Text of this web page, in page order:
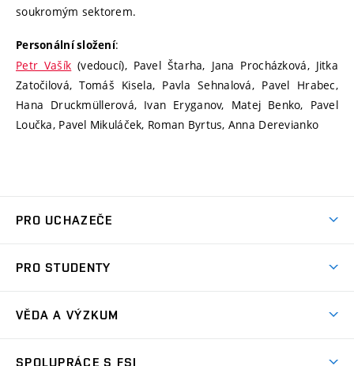
soukromým sektorem.
Personální složení:
Petr Vašík (vedoucí), Pavel Štarha, Jana Procházková, Jitka
Zatočilová, Tomáš Kisela, Pavla Sehnalová, Pavel Hrabec,
Hana Druckmüllerová, Ivan Eryganov, Matej Benko, Pavel
Loučka, Pavel Mikuláček, Roman Byrtus, Anna Derevianko
PRO UCHAZEČE
Ambasadoři studia
PRO STUDENTY
Studijní předpisy
VĚDA A VÝZKUM
SPOLUPRÁCE S FSI